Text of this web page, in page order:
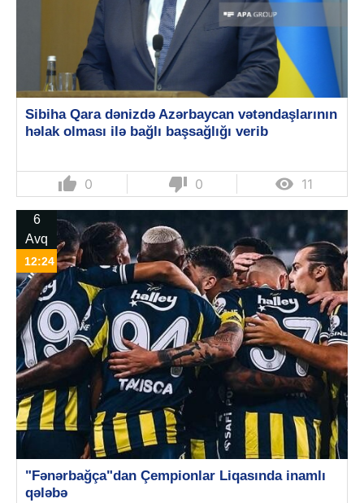
Sibiha Qara dənizdə Azərbaycan vətəndaşlarının
həlak olması ilə bağlı başsağlığı verib
thumb_up 0 thumb_down 0  11
6
Avq
12:24
"Fənərbağça"dan Çempionlar Liqasında inamlı
qələbə